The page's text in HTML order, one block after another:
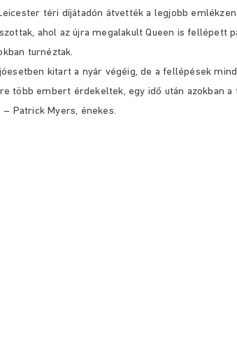
téri díjátadón átvették a legjobb
ahol az újra megalakult Queen is fellépett
turnéztak.
kitart a nyár végéig, de a fellépések
több embert érdekeltek, egy idő után azokban a
– Patrick Myers, énekes.